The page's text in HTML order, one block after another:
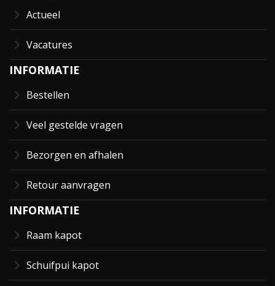
Actueel
Vacatures
INFORMATIE
Bestellen
Veel gestelde vragen
Bezorgen en afhalen
Retour aanvragen
INFORMATIE
Raam kapot
Schuifpui kapot